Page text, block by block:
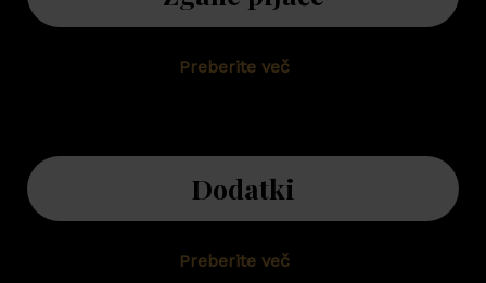
Preberite več
Dodatki
Preberite več